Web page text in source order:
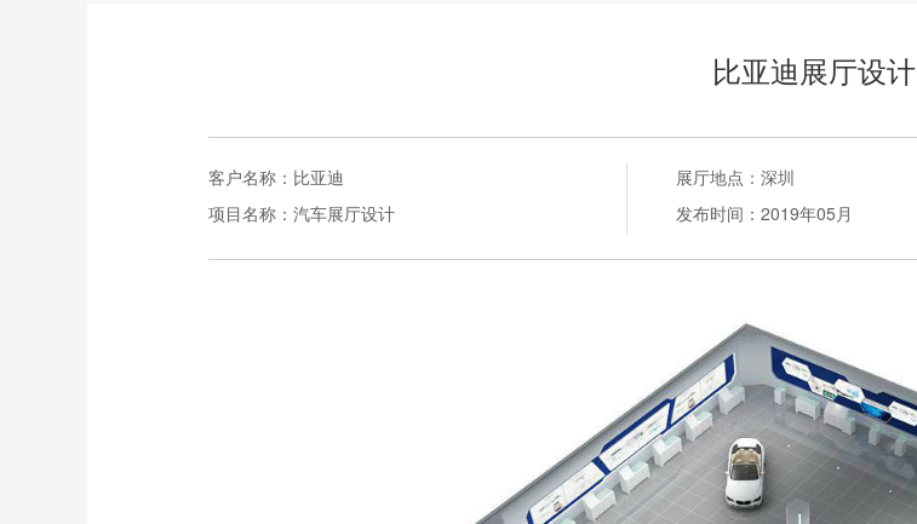
比亚迪展厅设计
客户名称： 比亚迪
项目名称： 汽车展厅设计
展厅地点： 深圳
发布时间： 2019年05月